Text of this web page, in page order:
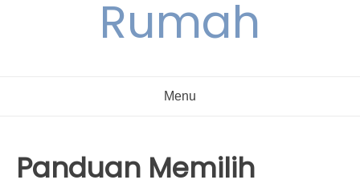
Rumah
Menu
Panduan Memilih